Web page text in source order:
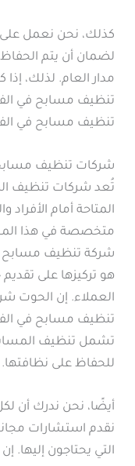
كذلك، نحن نعمل
لضمان أن يتم
مدار العام. لذلك،
تنظيف مسابح في
تنظيف مسابح في
شركات تنظيف
تُعد شركات تنظيف
المتاحة أمام
متخصصة في هذا
شركة تنظيف مسابح
هو تركيزها على
العملاء. إن الحوت
تنظيف مسابح في
تشمل تنظيف
للحفاظ على نظافتها.
أيضًا، نحن ندرك أن
نقدم استشارات
التي يحتاجون إليها.